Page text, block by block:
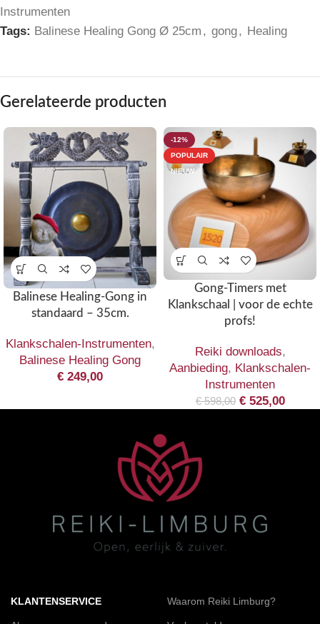
Instrumenten
Tags: Balinese Healing Gong Ø 25cm , gong, Healing
Gerelateerde producten
Balinese Healing-Gong in
standaard – 35cm.
Klankschalen-Instrumenten,
Balinese Healing Gong
€ 249,00
-12%
POPULAIR
NIEUW
Gong-Timers met
Klankschaal | voor de echte
profs!
Reiki downloads,
Aanbieding, Klankschalen-
Instrumenten
€598,00 €525,00
KLANTENSERVICE Waarom Reiki Limburg?